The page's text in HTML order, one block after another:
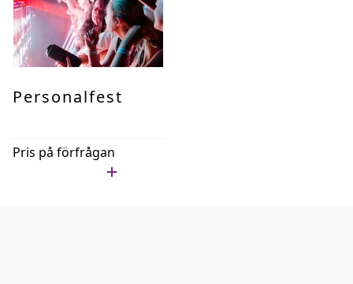
Personalfest
Pris på förfrågan